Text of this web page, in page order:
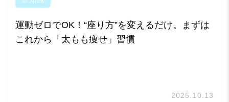
運動ゼロでOK！“座り方”を変えるだけ。まずは
これから「太もも痩せ」習慣
2025.10.13